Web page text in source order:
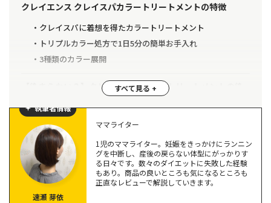
クレイエンス クレイスパカラートリートメントの特徴
クレイスパに着想を得たカラートリートメント
トリプルカラー処方で1日5分の簡単お手入れ
3種類のカラー展開
【染まらない？】クレイエンス カラートリートメントの染
3種類のブラウンは違いがはっきり！
ほのかに香るレベルがちょうど良し
オイルをつけるとよりなめらかな質感に
【口コミ悪い？】クレイエンス カラートリートメントの口
コミを調査＆検証してみた
執筆者情報
速瀬 芽依
ママライター
1児のママライター。妊娠をきっかけにランニン
グを中断し、産後の戻らない体型にがっかりす
る日々です。数々のダイエットに失敗した経験
もあり。商品の良いところも気になるところも
正直なレビューで解説していきます。